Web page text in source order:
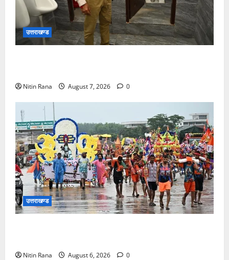
उत्तराखण्ड
Nitin Rana August 7, 2026 0
उत्तराखण्ड
Nitin Rana August 6, 2026 0